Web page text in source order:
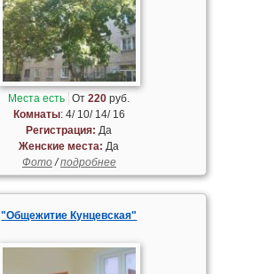
Места есть От220 руб.
Комнаты: 4/ 10/ 14/ 16
Регистрация: Да
Женские места: Да
Фото/подробнее
"Общежитие Кунцевская"